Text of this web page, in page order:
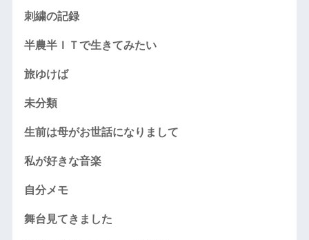
刺繍の記録
半農半ＩＴで生きてみたい
旅ゆけば
未分類
生前は母がお世話になりまして
私が好きな音楽
自分メモ
舞台見てきました